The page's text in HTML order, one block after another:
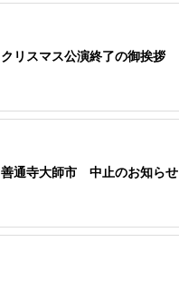
クリスマス公演終了の御挨拶
善通寺大師市 中止のお知らせ